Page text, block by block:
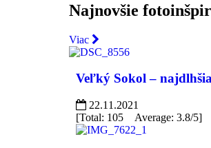
Najnovšie
Viac
Veľký Sokol –
22.11.2021
[Total: 105 Average: 3.8/5]